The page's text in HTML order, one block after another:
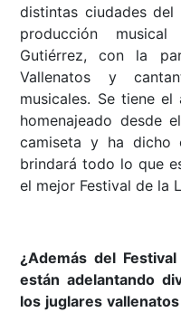
distintas ciudades
producción
Gutiérrez, con la
Vallenatos y
musicales. Se tiene
homenajeado desde
camiseta y ha dicho
brindará todo lo que
el mejor Festival de la
¿Además del
están adelantando
los juglares